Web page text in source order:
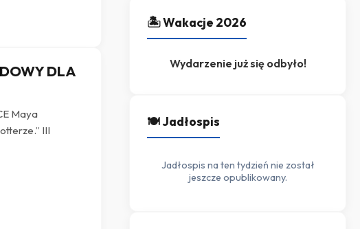
DLA
Maya
III
🏝️ Wakacje 2026
Wydarzenie już się odbyło!
🍽️ Jadłospis
Jadłospis na ten tydzień nie został
jeszcze opublikowany.